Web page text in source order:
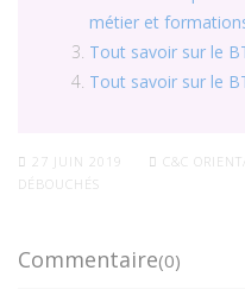
métier et
Tout savoir sur le
Tout savoir sur le
27 JUIN 2019 C&C
DÉBOUCHÉS
Commentaire(0)